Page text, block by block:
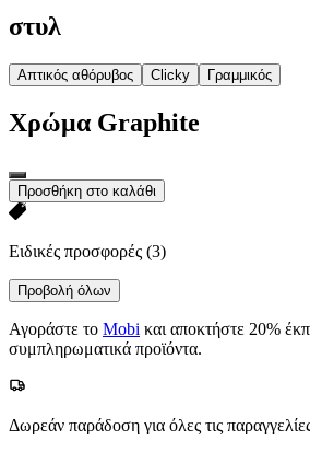
στυλ
Απτικός αθόρυβος Clicky Γραμμικός
Χρώμα Graphite
Προσθήκη στο καλάθι
Ειδικές προσφορές (3)
Προβολή όλων
Αγοράστε το Mobi και αποκτήστε 20%
συμπληρωματικά προϊόντα.
Δωρεάν παράδοση για όλες τις